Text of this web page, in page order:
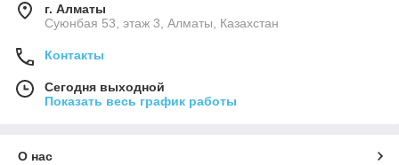
г. Алматы
Суюнбая 53, этаж 3, Алматы, Казахстан
Контакты
Сегодня выходной
Показать весь график работы
О нас